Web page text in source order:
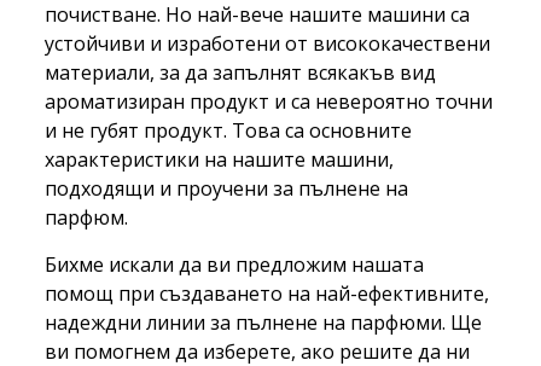
почистване. Но най-вече нашите машини са
устойчиви и изработени от висококачествени
материали, за да запълнят всякакъв вид
ароматизиран продукт и са невероятно точни
и не губят продукт. Това са основните
характеристики на нашите машини,
подходящи и проучени за пълнене на
парфюм.
Бихме искали да ви предложим нашата
помощ при създаването на най-ефективните,
надеждни линии за пълнене на парфюми. Ще
ви помогнем да изберете, ако решите да ни